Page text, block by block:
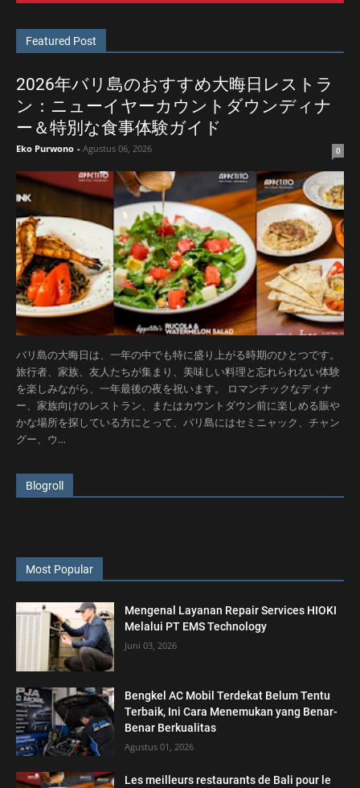
Featured Post
2026年バリ島のおすすめ大晦日レストラ
ン：ニューイヤーカウントダウンディナ
ー＆特別な食事体験ガイド
Eko Purwono - Agustus 06, 2026 0
バリ島の大晦日は、一年の中でも特に盛り上がる時期のひとつです。
旅行者、家族、友人たちが集まり、美味しい料理と忘れられない体験
を楽しみながら、一年最後の夜を祝います。 ロマンチックなディナ
ー、家族向けのレストラン、またはカウントダウン前に楽しめる賑や
かな場所を探している方にとって、バリ島にはセミニャック、チャン
グー、ウ…
Blogroll
Most Popular
Mengenal Layanan Repair Services HIOKI
Melalui PT EMS Technology
Juni 03, 2026
Bengkel AC Mobil Terdekat Belum Tentu
Terbaik, Ini Cara Menemukan yang Benar-
Benar Berkualitas
Agustus 01, 2026
Les meilleurs restaurants de Bali pour le